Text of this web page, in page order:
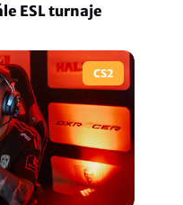
ESL turnaje
CS2